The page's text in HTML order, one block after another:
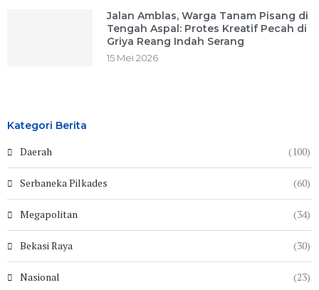
Jalan Amblas, Warga Tanam Pisang di
Tengah Aspal: Protes Kreatif Pecah di
Griya Reang Indah Serang
15 Mei 2026
Kategori Berita
Daerah (100)
Serbaneka Pilkades (60)
Megapolitan (34)
Bekasi Raya (30)
Nasional (23)